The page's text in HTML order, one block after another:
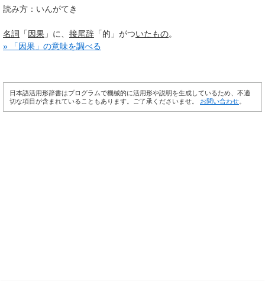
読み方：いんがてき
名詞 「因果 」に、 接尾辞 「的」がついたもの。
» 「因果」の意味を調べる
日本語活用形辞書はプログラムで機械的に活用形や説明を生成しているため、不適
切な項目が含まれていることもあります。ご了承くださいませ。 お問い合わせ